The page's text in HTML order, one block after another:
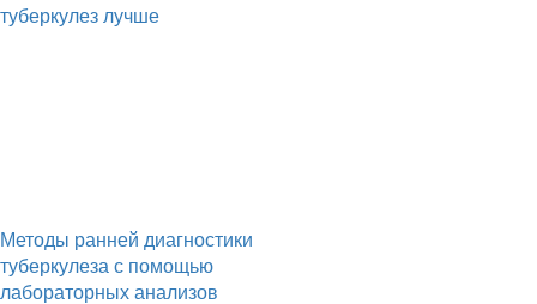
туберкулез лучше
Методы ранней диагностики
туберкулеза с помощью
лабораторных анализов